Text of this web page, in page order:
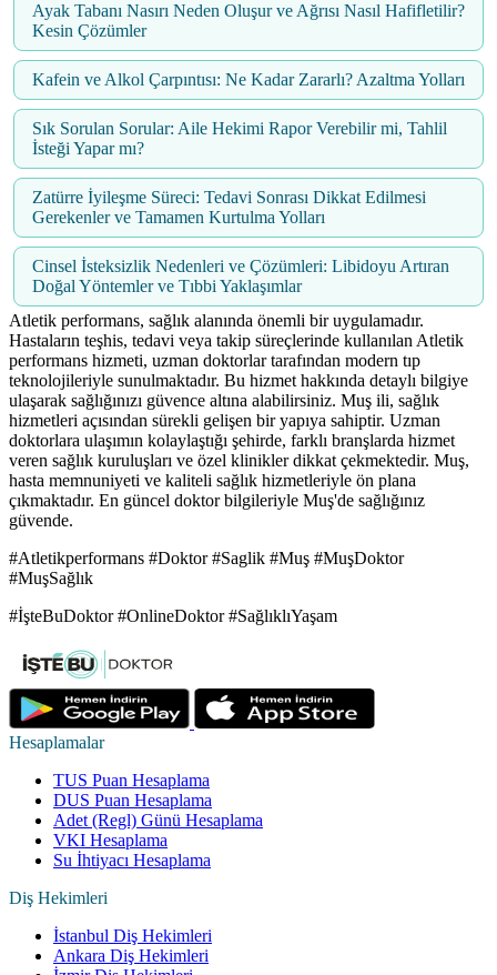
Ayak Tabanı Nasırı Neden Oluşur ve Ağrısı Nasıl Hafifletilir?
Kesin Çözümler
Kafein ve Alkol Çarpıntısı: Ne Kadar Zararlı? Azaltma Yolları
Sık Sorulan Sorular: Aile Hekimi Rapor Verebilir mi, Tahlil
İsteği Yapar mı?
Zatürre İyileşme Süreci: Tedavi Sonrası Dikkat Edilmesi
Gerekenler ve Tamamen Kurtulma Yolları
Cinsel İsteksizlik Nedenleri ve Çözümleri: Libidoyu Artıran
Doğal Yöntemler ve Tıbbi Yaklaşımlar
Atletik performans, sağlık alanında önemli bir uygulamadır.
Hastaların teşhis, tedavi veya takip süreçlerinde kullanılan Atletik
performans hizmeti, uzman doktorlar tarafından modern tıp
teknolojileriyle sunulmaktadır. Bu hizmet hakkında detaylı bilgiye
ulaşarak sağlığınızı güvence altına alabilirsiniz. Muş ili, sağlık
hizmetleri açısından sürekli gelişen bir yapıya sahiptir. Uzman
doktorlara ulaşımın kolaylaştığı şehirde, farklı branşlarda hizmet
veren sağlık kuruluşları ve özel klinikler dikkat çekmektedir. Muş,
hasta memnuniyeti ve kaliteli sağlık hizmetleriyle ön plana
çıkmaktadır. En güncel doktor bilgileriyle Muş'de sağlığınız
güvende.
#Atletikperformans #Doktor #Saglik #Muş #MuşDoktor
#MuşSağlık
#İşteBuDoktor #OnlineDoktor #SağlıklıYaşam
Hesaplamalar
TUS Puan Hesaplama
DUS Puan Hesaplama
Adet (Regl) Günü Hesaplama
VKI Hesaplama
Su İhtiyacı Hesaplama
Diş Hekimleri
İstanbul Diş Hekimleri
Ankara Diş Hekimleri